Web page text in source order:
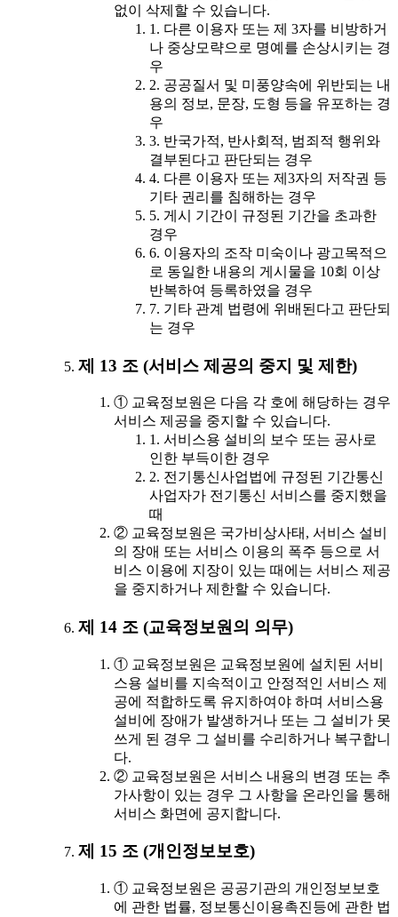
없이 삭제할 수 있습니다.
1. 다른 이용자 또는 제 3자를 비방하거
나 중상모략으로 명예를 손상시키는 경
우
2. 공공질서 및 미풍양속에 위반되는 내
용의 정보, 문장, 도형 등을 유포하는 경
우
3. 반국가적, 반사회적, 범죄적 행위와
결부된다고 판단되는 경우
4. 다른 이용자 또는 제3자의 저작권 등
기타 권리를 침해하는 경우
5. 게시 기간이 규정된 기간을 초과한
경우
6. 이용자의 조작 미숙이나 광고목적으
로 동일한 내용의 게시물을 10회 이상
반복하여 등록하였을 경우
7. 기타 관계 법령에 위배된다고 판단되
는 경우
제 13 조 (서비스 제공의 중지 및 제한)
① 교육정보원은 다음 각 호에 해당하는 경우
서비스 제공을 중지할 수 있습니다.
1. 서비스용 설비의 보수 또는 공사로
인한 부득이한 경우
2. 전기통신사업법에 규정된 기간통신
사업자가 전기통신 서비스를 중지했을
때
② 교육정보원은 국가비상사태, 서비스 설비
의 장애 또는 서비스 이용의 폭주 등으로 서
비스 이용에 지장이 있는 때에는 서비스 제공
을 중지하거나 제한할 수 있습니다.
제 14 조 (교육정보원의 의무)
① 교육정보원은 교육정보원에 설치된 서비
스용 설비를 지속적이고 안정적인 서비스 제
공에 적합하도록 유지하여야 하며 서비스용
설비에 장애가 발생하거나 또는 그 설비가 못
쓰게 된 경우 그 설비를 수리하거나 복구합니
다.
② 교육정보원은 서비스 내용의 변경 또는 추
가사항이 있는 경우 그 사항을 온라인을 통해
서비스 화면에 공지합니다.
제 15 조 (개인정보보호)
① 교육정보원은 공공기관의 개인정보보호
에 관한 법률, 정보통신이용촉진등에 관한 법